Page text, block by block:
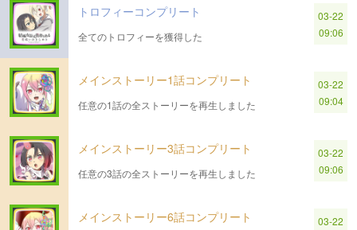
トロフィーコンプリート
全てのトロフィーを獲得した
03-22
09:06
メインストーリー1話コンプリート
任意の1話の全ストーリーを再生しました
03-22
09:04
メインストーリー3話コンプリート
任意の3話の全ストーリーを再生しました
03-22
09:06
メインストーリー6話コンプリート
03-22